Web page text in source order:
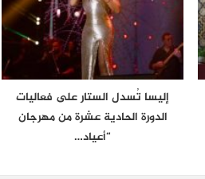
إليسا تُسدل الستار على فعاليات
الدورة الحادية عشرة من مهرجان
“أعياد…